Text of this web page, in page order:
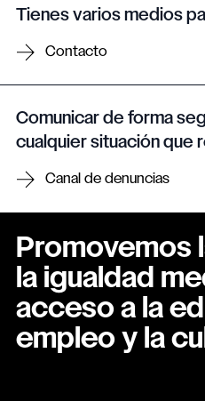
Tienes varios medios
Contacto
Comunicar de forma
cualquier situación que
Canal de denuncias
Promovemos
la igualdad
acceso a la
empleo y la